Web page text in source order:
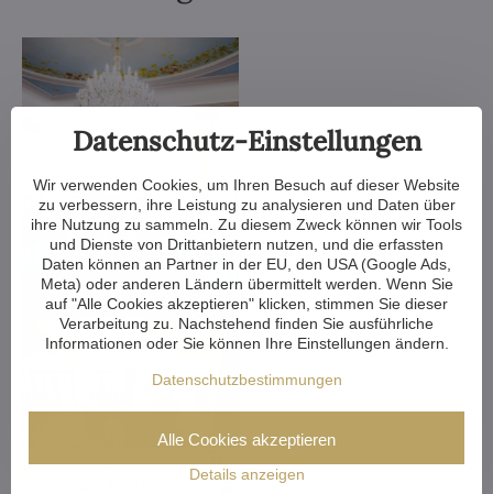
Datenschutz-Einstellungen
Wir verwenden Cookies, um Ihren Besuch auf dieser Website
zu verbessern, ihre Leistung zu analysieren und Daten über
ihre Nutzung zu sammeln. Zu diesem Zweck können wir Tools
und Dienste von Drittanbietern nutzen, und die erfassten
Daten können an Partner in der EU, den USA (Google Ads,
Meta) oder anderen Ländern übermittelt werden. Wenn Sie
auf "Alle Cookies akzeptieren" klicken, stimmen Sie dieser
Verarbeitung zu. Nachstehend finden Sie ausführliche
Informationen oder Sie können Ihre Einstellungen ändern.
Datenschutzbestimmungen
Details anzeigen
Alle Cookies akzeptieren